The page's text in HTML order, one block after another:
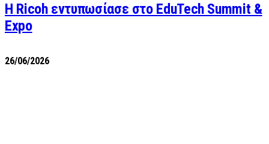
Η Ricoh εντυπωσίασε στο EduTech Summit &
Expo
26/06/2026